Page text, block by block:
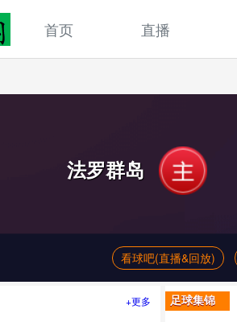
首页 直播
法罗群岛
看球吧(直播&回放)
+更多 足球集锦